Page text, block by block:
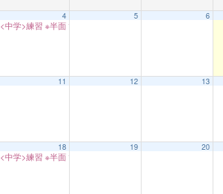
4
<中学>練習 ※半面 17:00
5 6
11 12 13
18
<中学>練習 ※半面 17:00
19 20